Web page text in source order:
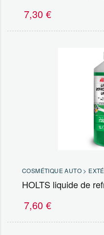
7,30 €
COSMÉTIQUE AUTO >
HOLTS liquide de
7,60 €